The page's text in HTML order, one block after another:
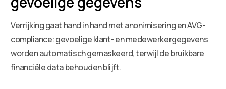
Verrijking gaat hand in hand met anonimisering en AVG-
compliance: gevoelige klant- en medewerkergegevens
worden automatisch gemaskeerd, terwijl de bruikbare
financiële data behouden blijft.